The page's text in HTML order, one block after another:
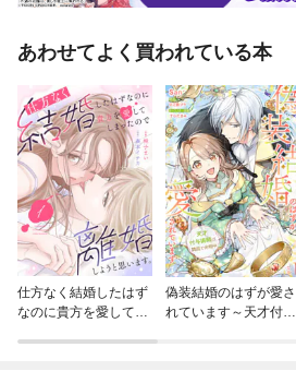
あわせてよく買われている本
仕方なく結婚したはず
なのに貴方を愛してし
偽装結婚のはずが愛さ
れています～天才付与